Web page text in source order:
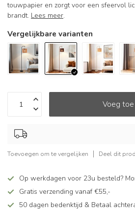
touwpapier en zorgt voor een sfeervol
brandt. Lees meer.
Vergelijkbare varianten
Voeg toe
Toevoegen om te vergelijken Deel dit
Op werkdagen voor 23u besteld?
Gratis verzending vanaf €55,-
50 dagen bedenktijd & Betaal